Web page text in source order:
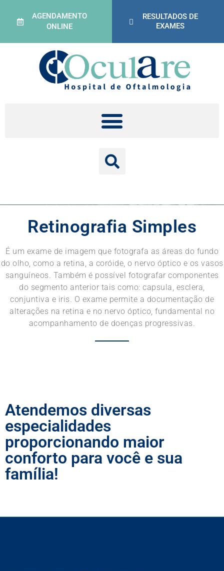
AGENDAMENTO
ONLINE
RESULTADOS DE
EXAMES
Retinografia Simples
É um exame de imagem que fotografa as áreas do fundo
do olho, como a retina, a coróide, o nervo óptico e os vasos
sanguíneos. Também é possível fotografar componentes
do segmento anterior tais como: capsula, esclera,
conjuntiva e iris. O exame permite a documentação de
alterações na retina e no nervo óptico, fundamental no
acompanhamento de doenças progressivas.
Atendemos diversas
especialidades
proporcionando maior
conforto para você e sua
família!